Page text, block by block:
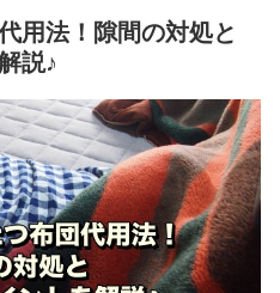
用法！隙間の対処と
説♪